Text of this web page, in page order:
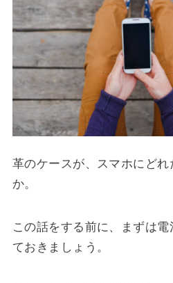
革のケースが、スマホにど
か。
この話をする前に、まずは
ておきましょう。